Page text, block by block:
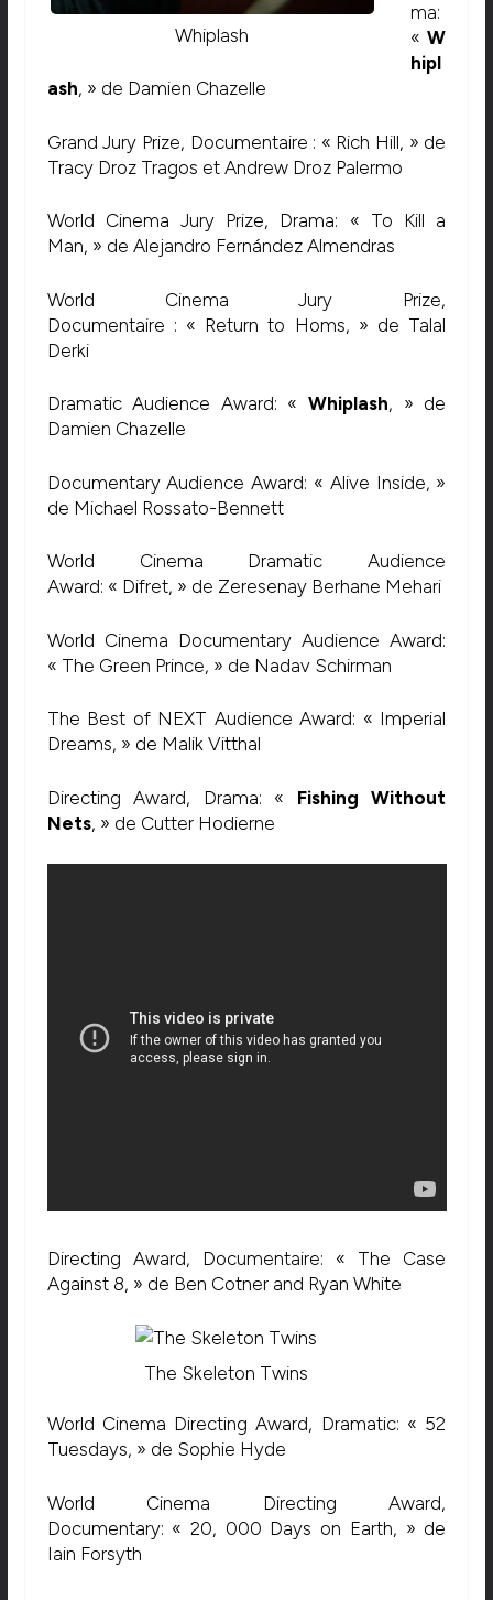
Whiplash
ma:
«W
hipl
ash, » de Damien Chazelle
Grand Jury Prize, Documentaire : « Rich Hill, » de
Tracy Droz Tragos et Andrew Droz Palermo
World Cinema Jury Prize, Drama: « To Kill a
Man, » de Alejandro Fernández Almendras
World Cinema Jury Prize,
Documentaire : « Return to Homs, » de Talal
Derki
Dramatic Audience Award: «Whiplash, » de
Damien Chazelle
Documentary Audience Award: « Alive Inside, »
de Michael Rossato-Bennett
World Cinema Dramatic Audience
Award: « Difret, » de Zeresenay Berhane Mehari
World Cinema Documentary Audience Award:
« The Green Prince, » de Nadav Schirman
The Best of NEXT Audience Award: « Imperial
Dreams, » de Malik Vitthal
Directing Award, Drama: « Fishing Without
Nets, » de Cutter Hodierne
Directing Award, Documentaire: « The Case
Against 8, » de Ben Cotner and Ryan White
The Skeleton Twins
World Cinema Directing Award, Dramatic: « 52
Tuesdays, » de Sophie Hyde
World Cinema Directing Award,
Documentary: « 20, 000 Days on Earth, » de
Iain Forsyth